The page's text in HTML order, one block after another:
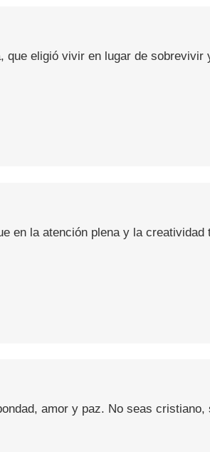
eligió vivir en lugar de sobrevivir
en la atención plena y la creatividad
amor y paz. No seas cristiano,